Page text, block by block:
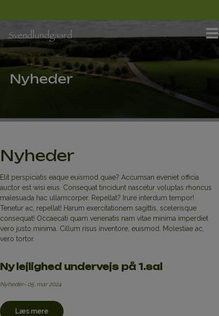
Nyheder
Nyheder
Elit perspiciatis eaque euismod quae? Accumsan eveniet officia
auctor est wisi eius. Consequat tincidunt nascetur voluptas rhoncus
malesuada hac ullamcorper. Repellat? Irure interdum tempor!
Tenetur ac, repellat! Harum exercitationem sagittis, scelerisque
consequat! Occaecati quam venenatis nam vitae minima imperdiet
vero justo minima. Cillum risus inventore, euismod. Molestiae ac,
vero tortor.
Ny lejlighed undervejs på 1.sal
Nyheder 05. mar 2024
Læs mere